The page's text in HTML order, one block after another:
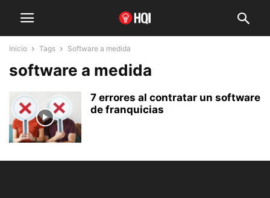
Inicio Tags Software a medida
software a medida
7 errores al contratar un software
de franquicias